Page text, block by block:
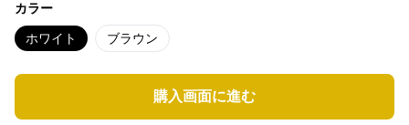
カラー
ホワイト ブラウン
購入画面に進む